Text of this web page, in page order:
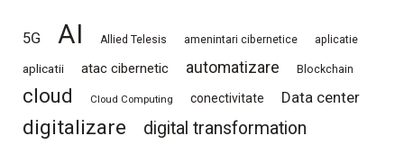
5G AI Allied Telesis amenintari cibernetice aplicatie
aplicatii atac cibernetic automatizare Blockchain
cloud Cloud Computing conectivitate Data center
digitalizare digital transformation